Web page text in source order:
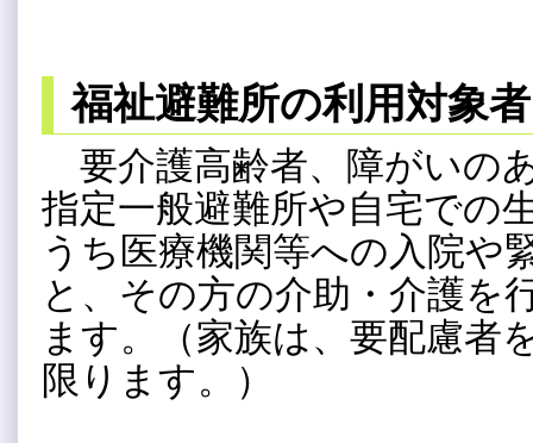
福祉避難所の利用対象者
要介護高齢者、障がいの
指定一般避難所や自宅での
うち医療機関等への入院や
と、その方の介助・介護を
ます。（家族は、要配慮者
限ります。）